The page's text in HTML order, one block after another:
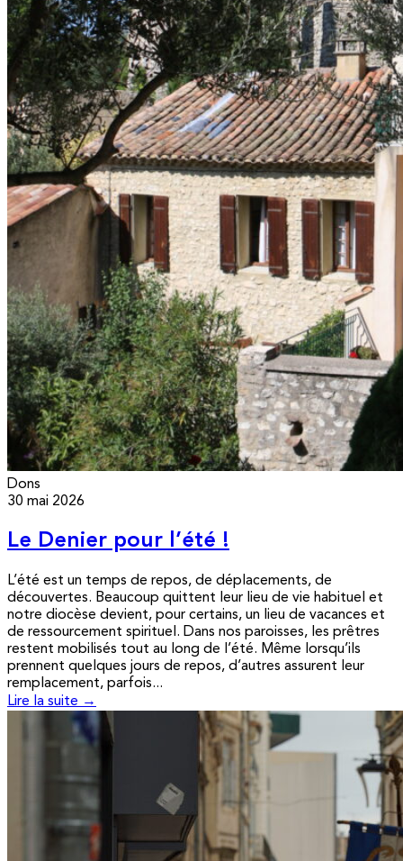
Dons
30 mai 2026
Le Denier pour l’été !
L’été est un temps de repos, de déplacements, de
découvertes. Beaucoup quittent leur lieu de vie habituel et
notre diocèse devient, pour certains, un lieu de vacances et
de ressourcement spirituel. Dans nos paroisses, les prêtres
restent mobilisés tout au long de l’été. Même lorsqu’ils
prennent quelques jours de repos, d’autres assurent leur
remplacement, parfois...
Lire la suite →